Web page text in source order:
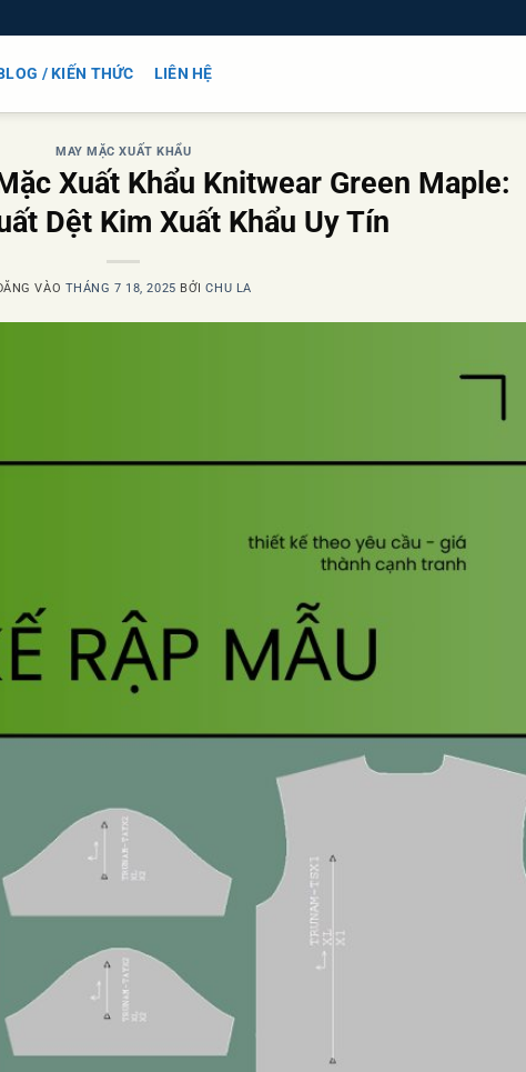
/ KIẾN THỨC LIÊN HỆ
MAY MẶC XUẤT KHẨU
Xuất Khẩu Knitwear Green Maple:
Dệt Kim Xuất Khẩu Uy Tín
VÀO THÁNG 7 18, 2025 BỞICHU LA